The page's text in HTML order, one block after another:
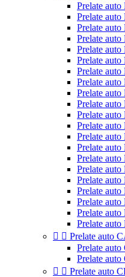
Prelate
Prelate
Prelate
Prelate
Prelate
Prelate
Prelate
Prelate
Prelate
Prelate
Prelate
Prelate
Prelate
Prelate
Prelate
Prelate
Prelate
Prelate
Prelate
Prelate
Prelate
  Prelate auto
Prelate
Prelate
  Prelate auto